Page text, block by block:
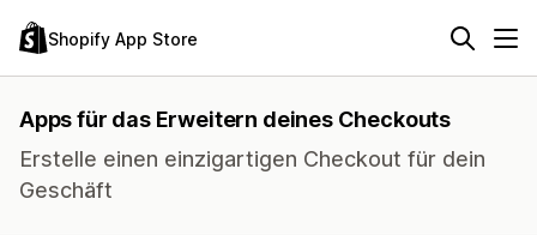
Shopify App Store
Apps für das Erweitern deines Checkouts
Erstelle einen einzigartigen Checkout für dein
Geschäft